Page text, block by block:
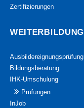
Zertifizierungen
WEITERBILDUNG
Ausbildereignungsprüfung
Bildungsberatung
IHK-Umschulung
Prüfungen
InJob